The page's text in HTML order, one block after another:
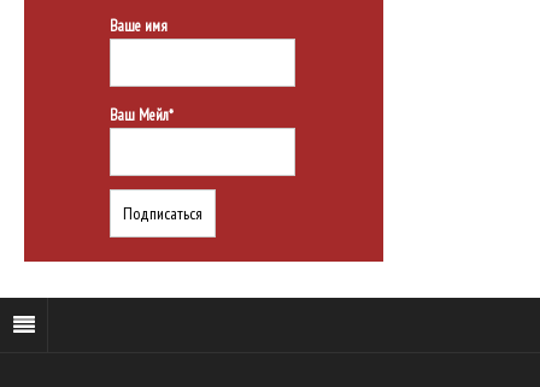
Ваше имя
Ваш Мейл*